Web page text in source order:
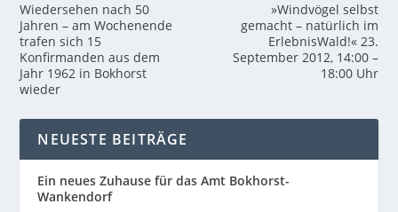
Wiedersehen nach 50
Jahren – am Wochenende
trafen sich 15
Konfirmanden aus dem
Jahr 1962 in Bokhorst
wieder
»Windvögel selbst
gemacht – natürlich im
ErlebnisWald!« 23.
September 2012, 14:00 –
18:00 Uhr
NEUESTE BEITRÄGE
Ein neues Zuhause für das Amt Bokhorst-
Wankendorf